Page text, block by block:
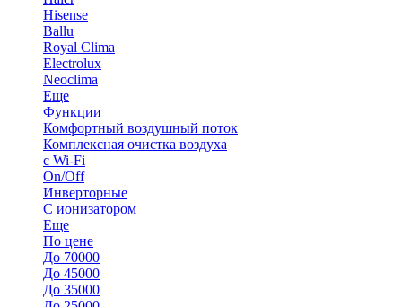
Hisense
Ballu
Royal Clima
Electrolux
Neoclima
Еще
Функции
Комфортный воздушный поток
Комплексная очистка воздуха
с Wi-Fi
On/Off
Инверторные
С ионизатором
Еще
По цене
До 70000
До 45000
До 35000